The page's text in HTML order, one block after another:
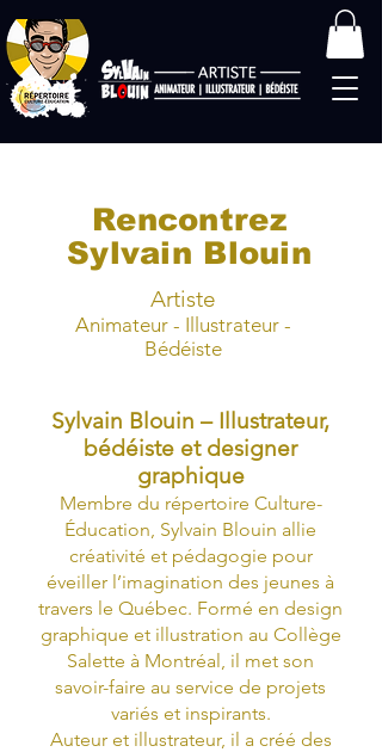
Rencontrez
Sylvain Blouin
Artiste
Animateur - Illustrateur -
Bédéiste
Sylvain Blouin – Illustrateur,
bédéiste et designer
graphique
Membre du répertoire Culture-
Éducation, Sylvain Blouin allie
créativité et pédagogie pour
éveiller l’imagination des jeunes à
travers le Québec. Formé en design
graphique et illustration au Collège
Salette à Montréal, il met son
savoir-faire au service de projets
variés et inspirants.
Auteur et illustrateur, il a créé des